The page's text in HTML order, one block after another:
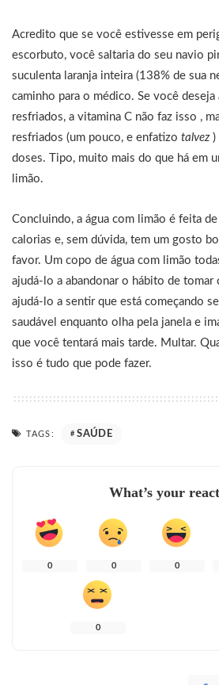
Acredito que se você estivesse em
escorbuto, você saltaria do seu navio
suculenta laranja inteira (138% de sua
caminho para o médico. Se você deseja
resfriados, a vitamina C não faz isso ,
resfriados (um pouco, e enfatizo talvez)
doses. Tipo, muito mais do que há em
limão.
Concluindo, a água com limão é feita
calorias e, sem dúvida, tem um gosto
favor. Um copo de água com limão
ajudá-lo a abandonar o hábito de tomar
ajudá-lo a sentir que está começando
saudável enquanto olha pela janela e
que você tentará mais tarde. Multar.
isso é tudo que pode fazer.
TAGS: SAÚDE
What’s your
0 0 0
0